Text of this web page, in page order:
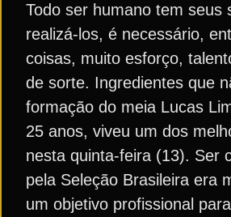
Todo ser humano tem seus
realizá-los, é necessário,
coisas, muito esforço,
de sorte. Ingredientes que
formação do meia Lucas
25 anos, viveu um dos
nesta quinta-feira (13). Ser
pela Seleção Brasileira era
um objetivo profissional